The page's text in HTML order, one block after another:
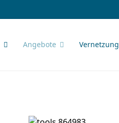
Angebote Vernetzung